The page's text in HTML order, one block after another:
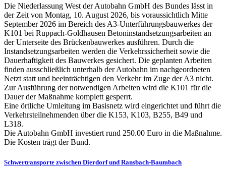
Die Niederlassung West der Autobahn GmbH des Bundes lässt in
der Zeit von Montag, 10. August 2026, bis voraussichtlich Mitte
September 2026 im Bereich des A3-Unterführungsbauwerkes der
K101 bei Ruppach-Goldhausen Betoninstandsetzungsarbeiten an
der Unterseite des Brückenbauwerkes ausführen. Durch die
Instandsetzungsarbeiten werden die Verkehrssicherheit sowie die
Dauerhaftigkeit des Bauwerkes gesichert. Die geplanten Arbeiten
finden ausschließlich unterhalb der Autobahn im nachgeordneten
Netzt statt und beeinträchtigen den Verkehr im Zuge der A3 nicht.
Zur Ausführung der notwendigen Arbeiten wird die K101 für die
Dauer der Maßnahme komplett gesperrt.
Eine örtliche Umleitung im Basisnetz wird eingerichtet und führt die
Verkehrsteilnehmenden über die K153, K103, B255, B49 und
L318.
Die Autobahn GmbH investiert rund 250.00 Euro in die Maßnahme.
Die Kosten trägt der Bund.
Schwertransporte zwischen Dierdorf und Ransbach-Baumbach